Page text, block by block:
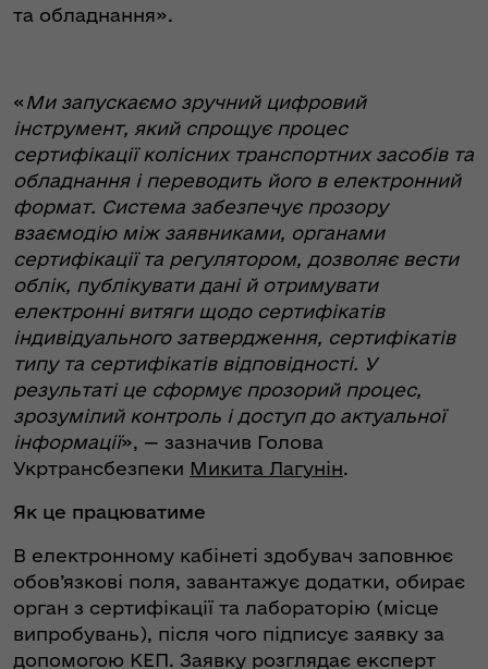
та обладнання».
« Ми запускаємо зручний цифровий
інструмент, який спрощує процес
сертифікації колісних транспортних засобів та
обладнання і переводить його в електронний
формат. Система забезпечує прозору
взаємодію між заявниками, органами
сертифікації та регулятором, дозволяє вести
облік, публікувати дані й отримувати
електронні витяги щодо сертифікатів
індивідуального затвердження, сертифікатів
типу та сертифікатів відповідності. У
результаті це сформує прозорий процес,
зрозумілий контроль і доступ до актуальної
інформації», — зазначив Голова
Укртрансбезпеки Микита Лагунін.
Як це працюватиме
В електронному кабінеті здобувач заповнює
обов’язкові поля, завантажує додатки, обирає
орган з сертифікації та лабораторію (місце
випробувань), після чого підписує заявку за
допомогою КЕП. Заявку розглядає експерт